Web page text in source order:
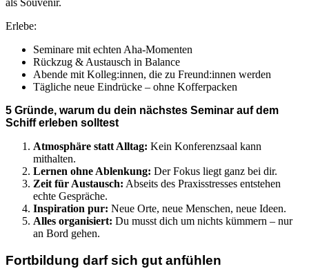
als Souvenir.
Erlebe:
Seminare mit echten Aha-Momenten
Rückzug & Austausch in Balance
Abende mit Kolleg:innen, die zu Freund:innen werden
Tägliche neue Eindrücke – ohne Kofferpacken
5 Gründe, warum du dein nächstes Seminar auf dem
Schiff erleben solltest
Atmosphäre statt Alltag: Kein Konferenzsaal kann
mithalten.
Lernen ohne Ablenkung: Der Fokus liegt ganz bei dir.
Zeit für Austausch: Abseits des Praxisstresses entstehen
echte Gespräche.
Inspiration pur: Neue Orte, neue Menschen, neue Ideen.
Alles organisiert: Du musst dich um nichts kümmern – nur
an Bord gehen.
Fortbildung darf sich gut anfühlen